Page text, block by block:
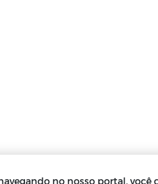
no nosso portal, você